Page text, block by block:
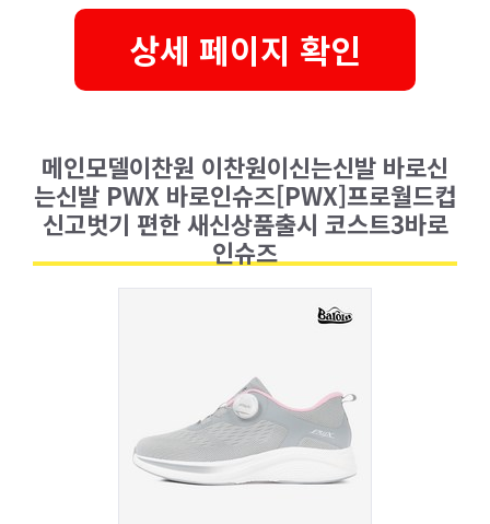
상세 페이지 확인
메인모델이찬원 이찬원이신는신발 바로신
는신발 PWX 바로인슈즈[PWX]프로월드컵
신고벗기 편한 새신상품출시 코스트3바로
인슈즈